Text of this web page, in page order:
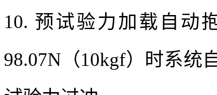
10. 预试验力加载自动
98.07N（10kgf）时系统